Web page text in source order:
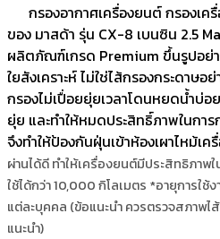
กรองอากาศเครื่องยนต์ กรองเค
ของ มาสด้า รุ่น CX-8 เบนซิน 2.5
ผลิตภัณฑ์เกรด Premium ขึ้นรูปอย่า
ใยสังเคราะห์ ไม่ใช่ไส้กรองกระดาษอ
กรองไม่เปื่อยยุ่ยเวลาโดนหยดน้ำบ่อ
ยุ่ย และทำให้หมดประสิทธิ์ภาพในการ
จึงทำให้ป้องกันฝุ่นเข้าห้องเผาไหม้เ
ผ่านได้ดี ทำให้เครื่องยนต์มีประสิทธิภาพ
ใช้ได้กว่า 10,000 กิโลเมตร *อายุการใ
แต่ละบุคคล (ข้อแนะนำ ควรตรวจสภาพไ
แนะนำ)